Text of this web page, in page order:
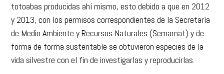
totoabas producidas ahí mismo, esto debido a que en 2012
y 2013, con los permisos correspondientes de la Secretaría
de Medio Ambiente y Recursos Naturales (Semarnat) y de
forma de forma sustentable se obtuvieron especies de la
vida silvestre con el fin de investigarlas y reproducirlas.